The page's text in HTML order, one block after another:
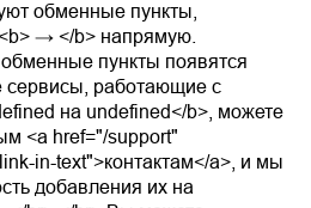
обменные пункты,
→ </b> напрямую.
пункты появятся
сервисы, работающие с
на undefined</b>, можете
<a href="/support"
in-text">контактам</a>, и мы
добавления их на